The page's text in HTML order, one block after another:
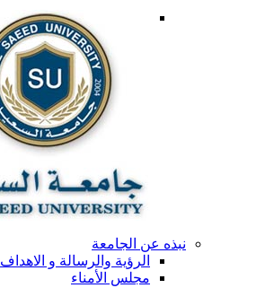
نبذه عن الجامعة
الرؤية والرسالة و الاهداف
مجلس الأمناء